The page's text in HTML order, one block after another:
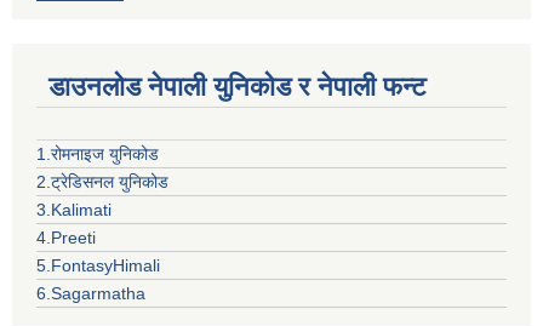
डाउनलोड नेपाली युनिकोड र नेपाली फन्ट
1.रोमनाइज युनिकोड
2.ट्रेडिसनल युनिकोड
3.Kalimati
4.Preeti
5.FontasyHimali
6.Sagarmatha